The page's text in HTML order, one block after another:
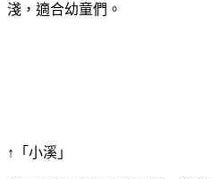
淺，適合幼童們。
↑「小溪」